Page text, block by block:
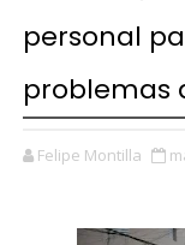
personal
problemas
Felipe Montilla